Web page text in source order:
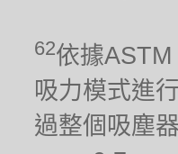
62依據
吸力模式進
過整個吸塵